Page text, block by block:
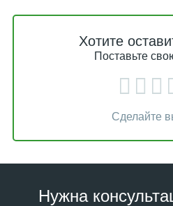
Хотите
Поставьте
Сделайте
Нужна